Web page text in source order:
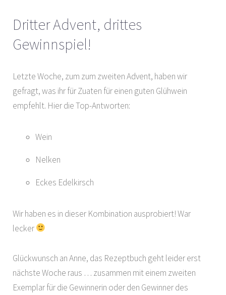
Dritter Advent, drittes
Gewinnspiel!
Letzte Woche, zum zum zweiten Advent, haben wir
gefragt, was ihr für Zuaten für einen guten Glühwein
empfehlt. Hier die Top-Antworten:
Wein
Nelken
Eckes Edelkirsch
Wir haben es in dieser Kombination ausprobiert! War
lecker
Glückwunsch an Anne, das Rezeptbuch geht leider erst
nächste Woche raus … zusammen mit einem zweiten
Exemplar für die Gewinnerin oder den Gewinner des